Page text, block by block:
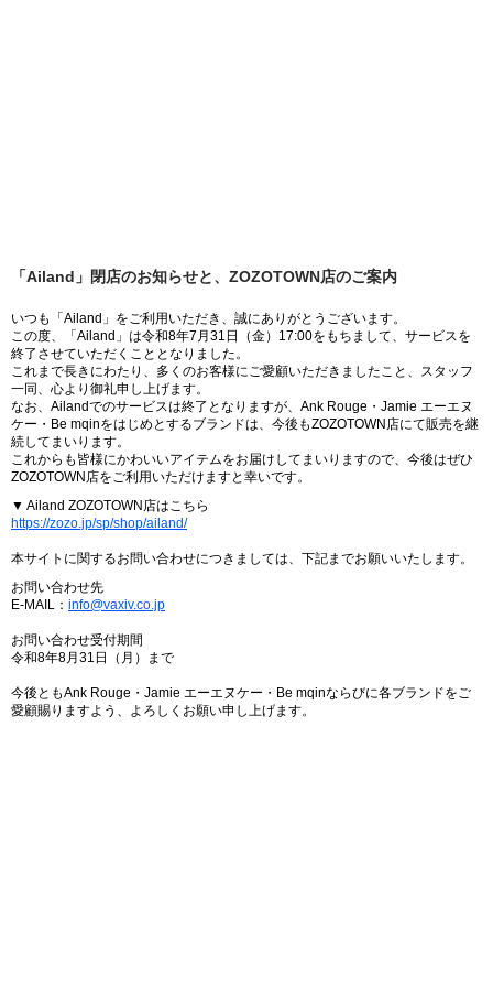
「Ailand」閉店のお知らせと、ZOZOTOWN店のご案内
いつも「Ailand」をご利用いただき、誠にありがとうございます。
この度、「Ailand」は令和8年7月31日（金）17:00をもちまして、サービスを
終了させていただくこととなりました。
これまで長きにわたり、多くのお客様にご愛顧いただきましたこと、スタッフ
一同、心より御礼申し上げます。
なお、Ailandでのサービスは終了となりますが、Ank Rouge・Jamie エーエヌ
ケー・Be mqinをはじめとするブランドは、今後もZOZOTOWN店にて販売を継
続してまいります。
これからも皆様にかわいいアイテムをお届けしてまいりますので、今後はぜひ
ZOZOTOWN店をご利用いただけますと幸いです。
▼ Ailand ZOZOTOWN店はこちら
https://zozo.jp/sp/shop/ailand/
本サイトに関するお問い合わせにつきましては、下記までお願いいたします。
お問い合わせ先
E-MAIL： info@vaxiv.co.jp
お問い合わせ受付期間
令和8年8月31日（月）まで
今後ともAnk Rouge・Jamie エーエヌケー・Be mqinならびに各ブランドをご
愛顧賜りますよう、よろしくお願い申し上げます。